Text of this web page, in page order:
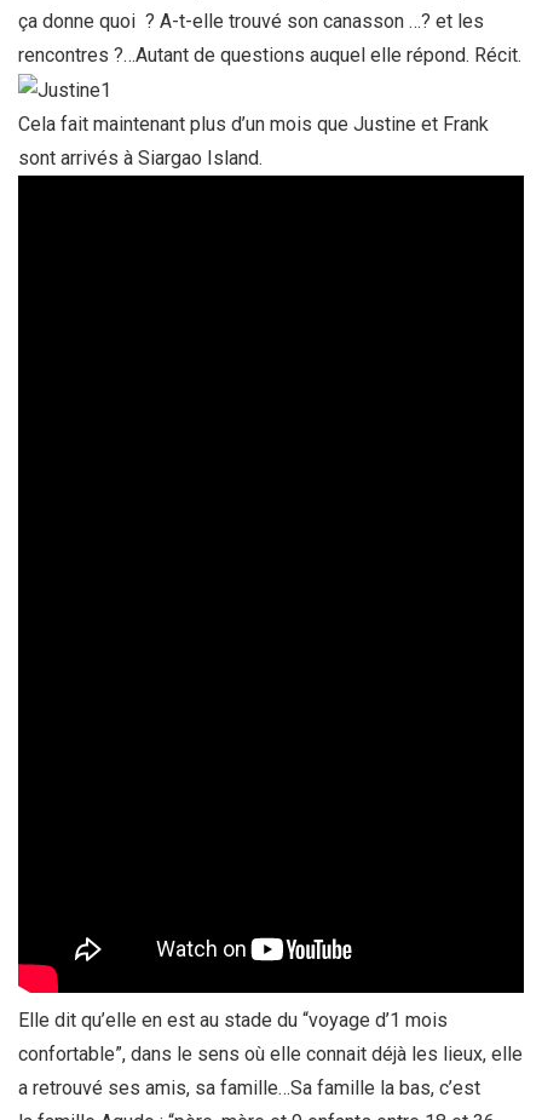
ça donne quoi ? A-t-elle trouvé son canasson …? et les
rencontres ?…Autant de questions auquel elle répond. Récit.
Cela fait maintenant plus d’un mois que Justine et Frank
sont arrivés à Siargao Island.
Elle dit qu’elle en est au stade du “voyage d’1 mois
confortable”, dans le sens où elle connait déjà les lieux, elle
a retrouvé ses amis, sa famille…Sa famille la bas, c’est